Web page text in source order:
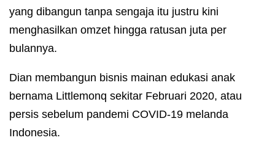
yang dibangun tanpa sengaja itu justru kini
menghasilkan omzet hingga ratusan juta per
bulannya.
Dian membangun bisnis mainan edukasi anak
bernama Littlemonq sekitar Februari 2020, atau
persis sebelum pandemi COVID-19 melanda
Indonesia.